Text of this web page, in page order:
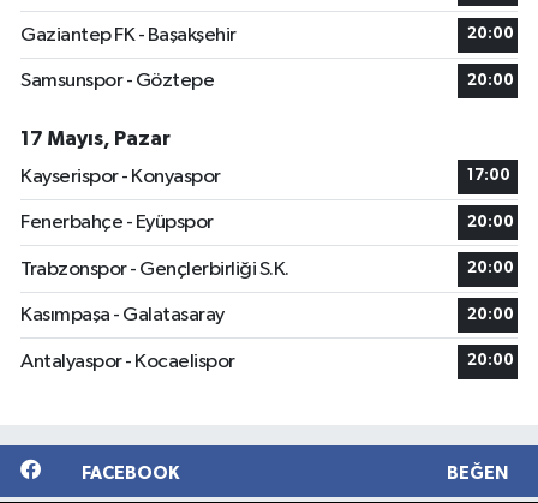
Gaziantep FK - Başakşehir 20:00
Samsunspor - Göztepe 20:00
17 Mayıs, Pazar
Kayserispor - Konyaspor
17:00
Fenerbahçe - Eyüpspor 20:00
Trabzonspor - Gençlerbirliği S.K. 20:00
Kasımpaşa - Galatasaray 20:00
Antalyaspor - Kocaelispor 20:00
FACEBOOK BEĞEN